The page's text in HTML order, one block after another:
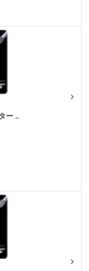
ー ..